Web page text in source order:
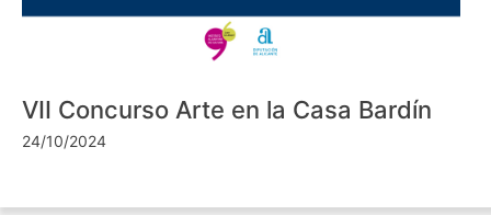
VII Concurso Arte en la Casa Bardín
24/10/2024